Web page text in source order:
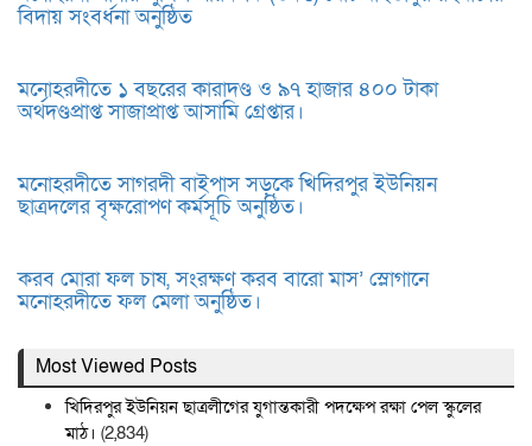
বিদায় সংবর্ধনা অনুষ্ঠিত
মনোহরদীতে ১ বছরের কারাদণ্ড ও ৯৭ হাজার ৪০০ টাকা
অর্থদণ্ডপ্রাপ্ত সাজাপ্রাপ্ত আসামি গ্রেপ্তার।
মনোহরদীতে সাগরদী বাইপাস সড়কে খিদিরপুর ইউনিয়ন
ছাত্রদলের বৃক্ষরোপণ কর্মসূচি অনুষ্ঠিত।
করব মোরা ফল চাষ, সংরক্ষণ করব বারো মাস’ স্লোগানে
মনোহরদীতে ফল মেলা অনুষ্ঠিত।
Most Viewed Posts
খিদিরপুর ইউনিয়ন ছাত্রলীগের যুগান্তকারী পদক্ষেপ রক্ষা পেল স্কুলের
মাঠ। (2,834)